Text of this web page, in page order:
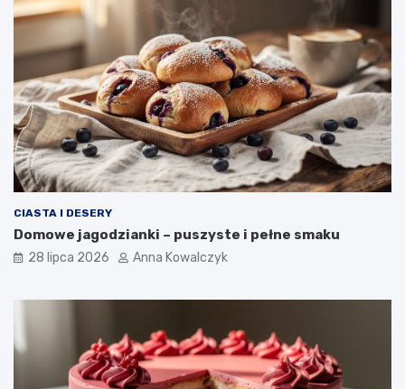
CIASTA I DESERY
Domowe jagodzianki – puszyste i pełne smaku
28 lipca 2026 Anna Kowalczyk